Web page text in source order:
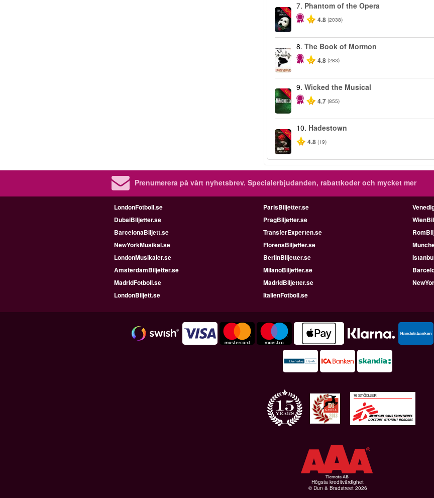
-20%
7. Phantom of the Opera
4.8 (2038)
8.The Book of Mormon
4.8 (283)
-50%
9.Wicked the Musical
4.7 (855)
-50%
10. Hadestown
4.8 (19)
Prenumerera på vårt nyhetsbrev. Specialerbjudanden, rabattkoder och mycket mer
LondonFotboll.se ParisBiljetter.se
DubaiBiljetter.se
PragBiljetter.se
BarcelonaBiljett.se
TransferExperten.se
NewYorkMusikal.se
FlorensBiljetter.se
LondonMusikaler.se
BerlinBiljetter.se
AmsterdamBiljetter.se
MilanoBiljetter.se
MadridFotboll.se
MadridBiljetter.se
LondonBiljett.se
ItalienFotboll.se
VI STÖDJER
Högsta kreditvärdighet
© Dun & Bradstreet 2026